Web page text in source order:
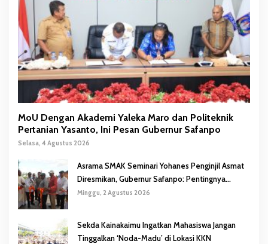
MoU Dengan Akademi Yaleka Maro dan Politeknik
Pertanian Yasanto, Ini Pesan Gubernur Safanpo
Selasa, 4 Agustus 2026
Asrama SMAK Seminari Yohanes Penginjil Asmat
Diresmikan, Gubernur Safanpo: Pentingnya
Pendidikan Karakter
Minggu, 2 Agustus 2026
Sekda Kainakaimu Ingatkan Mahasiswa Jangan
Tinggalkan ‘Noda-Madu’ di Lokasi KKN